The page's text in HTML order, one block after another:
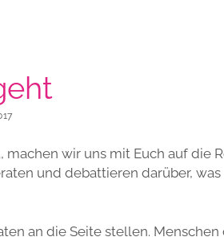
wir uns mit Euch auf die
und debattieren darüber, was
an die Seite stellen. Menschen